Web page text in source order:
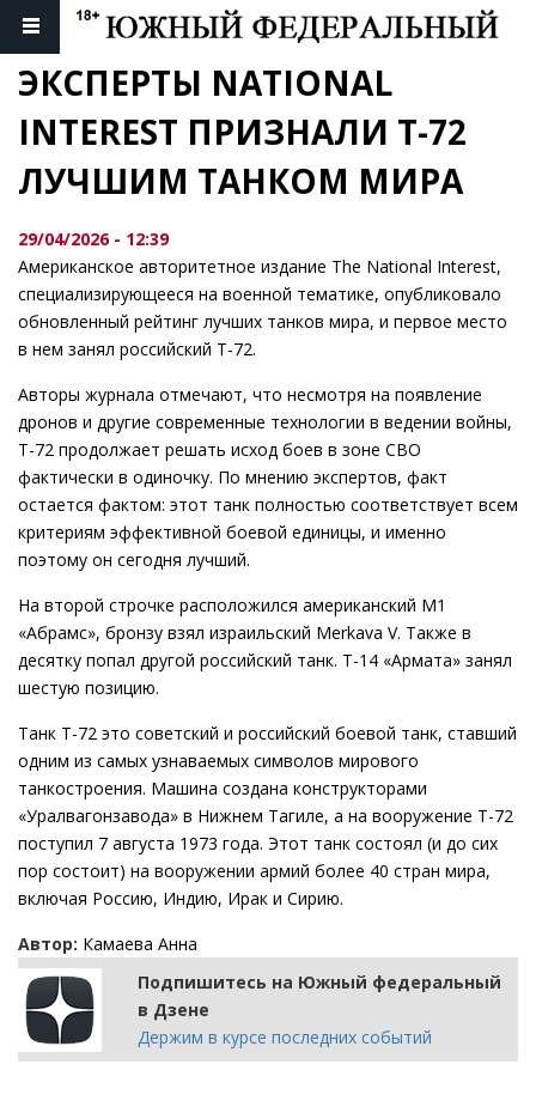
ЭКСПЕРТЫ NATIONAL
INTEREST ПРИЗНАЛИ Т-72
ЛУЧШИМ ТАНКОМ МИРА
29/04/2026 - 12:39
Американское авторитетное издание The National Interest,
специализирующееся на военной тематике, опубликовало
обновленный рейтинг лучших танков мира, и первое место
в нем занял российский Т-72.
Авторы журнала отмечают, что несмотря на появление
дронов и другие современные технологии в ведении войны,
Т-72 продолжает решать исход боев в зоне СВО
фактически в одиночку. По мнению экспертов, факт
остается фактом: этот танк полностью соответствует всем
критериям эффективной боевой единицы, и именно
поэтому он сегодня лучший.
На второй строчке расположился американский M1
«Абрамс», бронзу взял израильский Merkava V. Также в
десятку попал другой российский танк. Т-14 «Армата» занял
шестую позицию.
Танк Т-72 это советский и российский боевой танк, ставший
одним из самых узнаваемых символов мирового
танкостроения. Машина создана конструкторами
«Уралвагонзавода» в Нижнем Тагиле, а на вооружение Т-72
поступил 7 августа 1973 года. Этот танк состоял (и до сих
пор состоит) на вооружении армий более 40 стран мира,
включая Россию, Индию, Ирак и Сирию.
Автор: Камаева Анна
Подпишитесь на Южный федеральный
в Дзене
Держим в курсе последних событий